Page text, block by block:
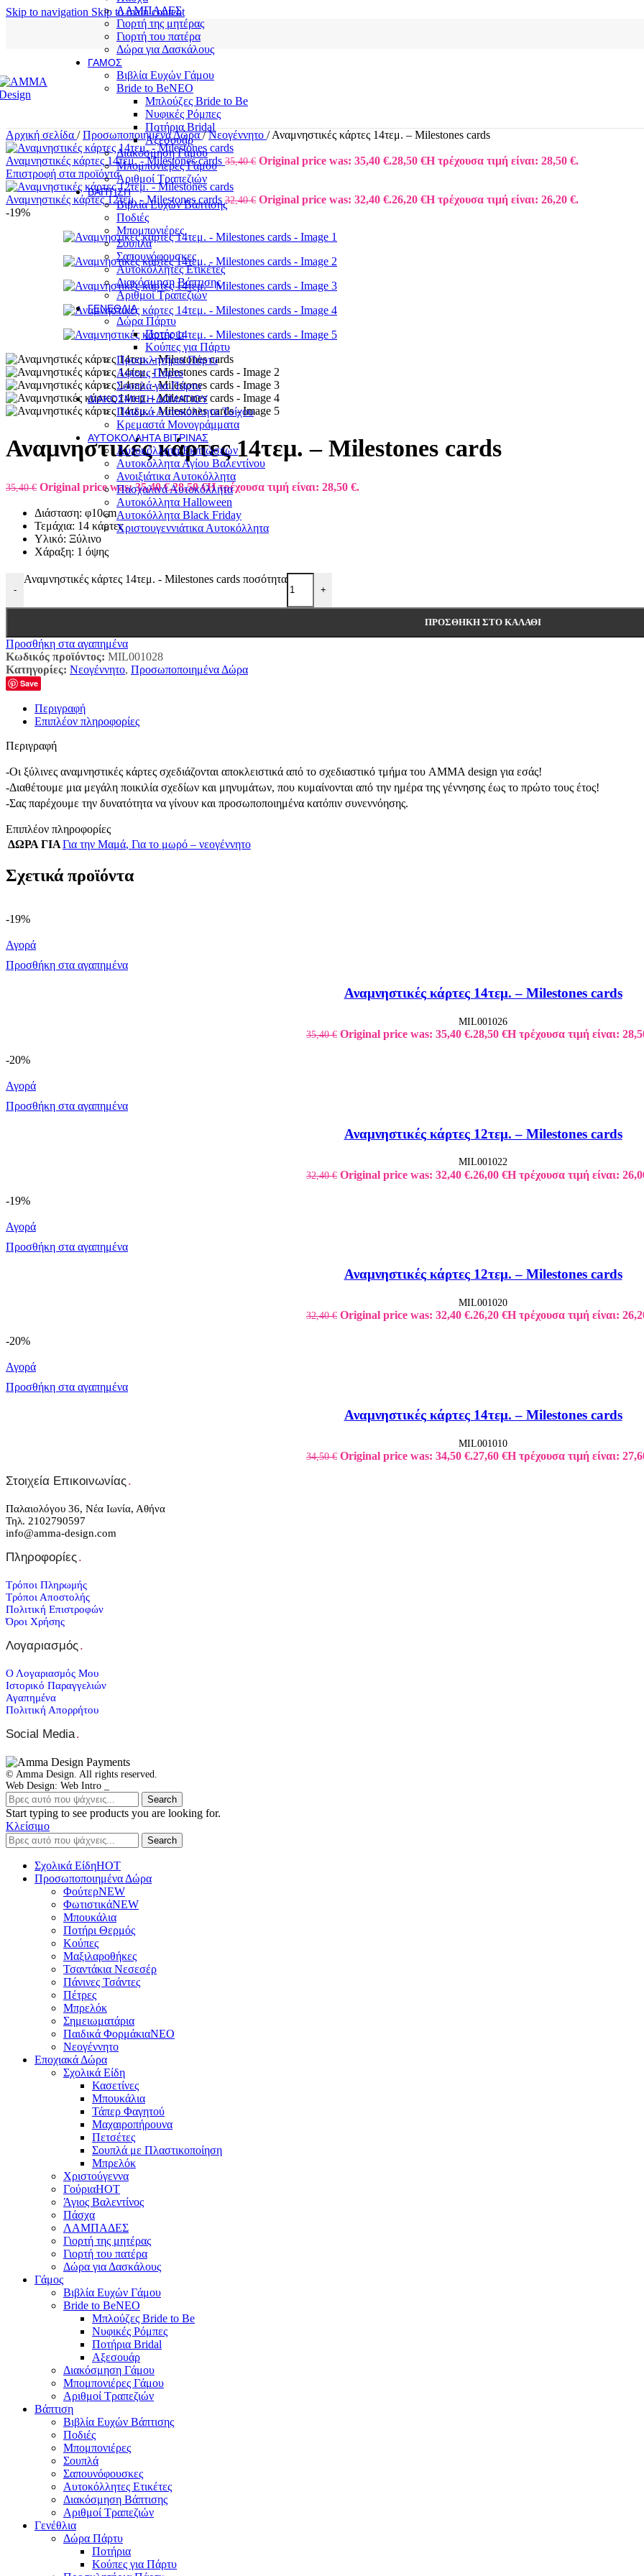
Skip to navigation Skip to main content
ΛΑΜΠΑΔΕΣ
Γιορτή της μητέρας
Γιορτή του πατέρα
Δώρα για Δασκάλους
ΓΆΜΟΣ
Βιβλία Ευχών Γάμου
Bride to BeNEO
Μπλούζες Bride to Be
Νυφικές Ρόμπες
Ποτήρια Bridal
Αξεσουάρ
Διακόσμηση Γάμου
Μπομπονιέρες Γάμου
Αριθμοί Τραπεζιών
ΒΆΠΤΙΣΗ
Βιβλία Ευχών Βάπτισης
Ποδιές
Μπομπονιέρες
Σουπλά
Σαπουνόφουσκες
Αυτοκόλλητες Ετικέτες
Διακόσμηση Βάπτισης
Αριθμοί Τραπεζιών
ΓΕΝΈΘΛΙΑ
Δώρα Πάρτυ
Ποτήρια
Κούπες για Πάρτυ
Προσκλητήρια Πάρτυ
Αφίσες Πάρτυ
Σουπλά για Πάρτυ
ΔΙΑΚΌΣΜΗΣΗ ΔΩΜΑΤΊΟΥ
Παιδικά Αυτοκόλλητα Τοίχου
Κρεμαστά Μονογράμματα
ΑΥΤΟΚΌΛΛΗΤΑ ΒΙΤΡΊΝΑΣ
Αυτοκόλλητα Εκπτώσεων
Αυτοκόλλητα Αγίου Βαλεντίνου
Ανοιξιάτικα Αυτοκόλλητα
Πασχαλινά Αυτοκόλλητα
Αυτοκόλλητα Halloween
Αυτοκόλλητα Black Friday
Χριστουγεννιάτικα Αυτοκόλλητα
Αρχική σελίδα / Προσωποποιημένα Δώρα/ Νεογέννητο / Αναμνηστικές κάρτες 14τεμ. – Milestones cards
Αναμνηστικές κάρτες 14τεμ. - Milestones cards 35,40€ Original price was: 35,40 €.28,50 €Η τρέχουσα τιμή είναι: 28,50 €.
Επιστροφή στα προϊόντα
Αναμνηστικές κάρτες 12τεμ. - Milestones cards 32,40€ Original price was: 32,40 €.26,20 €Η τρέχουσα τιμή είναι: 26,20 €.
-19%
Αναμνηστικές κάρτες 14τεμ. – Milestones cards
35,40€ Original price was: 35,40 €.28,50€Η τρέχουσα τιμή είναι: 28,50 €.
Διάσταση: φ10cm
Τεμάχια: 14 κάρτες
Υλικό: Ξύλινο
Χάραξη: 1 όψης
-
Αναμνηστικές κάρτες 14τεμ. - Milestones cards ποσότητα
+
ΠΡΟΣΘΉΚΗ ΣΤΟ ΚΑΛΆΘΙ
Προσθήκη στα αγαπημένα
Κωδικός προϊόντος: MIL001028
Κατηγορίες: Νεογέννητο, Προσωποποιημένα Δώρα
Save
Περιγραφή
Επιπλέον πληροφορίες
Περιγραφή
-Οι ξύλινες αναμνηστικές κάρτες σχεδιάζονται αποκλειστικά από το σχεδιαστικό τμήμα του AMMA design για εσάς!
-Διαθέτουμε μια μεγάλη ποικιλία σχεδίων και μηνυμάτων, που κυμαίνονται από την ημέρα της γέννησης έως το πρώτο τους έτος!
-Σας παρέχουμε την δυνατότητα να γίνουν και προσωποποιημένα κατόπιν συνεννόησης.
Επιπλέον πληροφορίες
ΔΩΡΑ ΓΙΑΓια την Μαμά, Για το μωρό – νεογέννητο
Σχετικά προϊόντα
-19%
Αγορά
Προσθήκη στα αγαπημένα
Αναμνηστικές κάρτες 14τεμ. – Milestones cards
MIL001026
35,40€ Original price was: 35,40 €.28,50 €Η τρέχουσα τιμή είναι:
-20%
Αγορά
Προσθήκη στα αγαπημένα
Αναμνηστικές κάρτες 12τεμ. – Milestones cards
MIL001022
32,40€ Original price was: 32,40 €.26,00 €Η τρέχουσα τιμή είναι:
-19%
Αγορά
Προσθήκη στα αγαπημένα
Αναμνηστικές κάρτες 12τεμ. – Milestones cards
MIL001020
32,40€ Original price was: 32,40 €.26,20 €Η τρέχουσα τιμή είναι:
-20%
Αγορά
Προσθήκη στα αγαπημένα
Αναμνηστικές κάρτες 14τεμ. – Milestones cards
MIL001010
34,50€ Original price was: 34,50 €.27,60 €Η τρέχουσα τιμή είναι:
Στοιχεία Επικοινωνίας.
Παλαιολόγου 36, Νέα Ιωνία, Αθήνα
Τηλ. 2102790597
info@amma-design.com
Πληροφορίες.
Τρόποι Πληρωμής
Τρόποι Αποστολής
Πολιτική Επιστροφών
Όροι Χρήσης
Λογαριασμός.
Ο Λογαριασμός Μου
Ιστορικό Παραγγελιών
Αγαπημένα
Πολιτική Απορρήτου
Social Media.
© Amma Design. All rights reserved.
Web Design: Web Intro _
Search
Start typing to see products you are looking for.
Κλείσιμο
Search
Σχολικά ΕίδηΗΟΤ
Προσωποποιημένα Δώρα
ΦούτερNEW
ΦωτιστικάNEW
Μπουκάλια
Ποτήρι Θερμός
Κούπες
Μαξιλαροθήκες
Τσαντάκια Νεσεσέρ
Πάνινες Τσάντες
Πέτρες
Μπρελόκ
Σημειωματάρια
Παιδικά ΦορμάκιαNEO
Νεογέννητο
Εποχιακά Δώρα
Σχολικά Είδη
Κασετίνες
Μπουκάλια
Τάπερ Φαγητού
Μαχαιροπήρουνα
Πετσέτες
Σουπλά με Πλαστικοποίηση
Μπρελόκ
Χριστούγεννα
ΓούριαHOT
Άγιος Βαλεντίνος
Πάσχα
ΛΑΜΠΑΔΕΣ
Γιορτή της μητέρας
Γιορτή του πατέρα
Δώρα για Δασκάλους
Γάμος
Βιβλία Ευχών Γάμου
Bride to BeNEO
Μπλούζες Bride to Be
Νυφικές Ρόμπες
Ποτήρια Bridal
Αξεσουάρ
Διακόσμηση Γάμου
Μπομπονιέρες Γάμου
Αριθμοί Τραπεζιών
Βάπτιση
Βιβλία Ευχών Βάπτισης
Ποδιές
Μπομπονιέρες
Σουπλά
Σαπουνόφουσκες
Αυτοκόλλητες Ετικέτες
Διακόσμηση Βάπτισης
Αριθμοί Τραπεζιών
Γενέθλια
Δώρα Πάρτυ
Ποτήρια
Κούπες για Πάρτυ